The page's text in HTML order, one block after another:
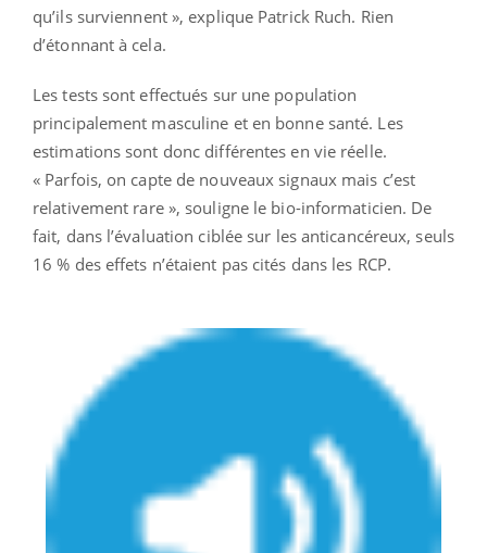
qu’ils surviennent », explique Patrick Ruch. Rien
d’étonnant à cela.
Les tests sont effectués sur une population
principalement masculine et en bonne santé. Les
estimations sont donc différentes en vie réelle.
« Parfois, on capte de nouveaux signaux mais c’est
relativement rare », souligne le bio-informaticien. De
fait, dans l’évaluation ciblée sur les anticancéreux, seuls
16 % des effets n’étaient pas cités dans les RCP.